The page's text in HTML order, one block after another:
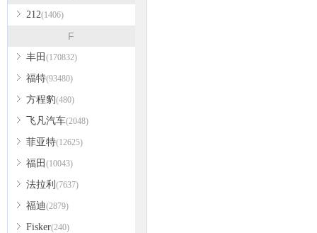
212(1406)
F
丰田 (170832)
福特(93480)
方程豹(480)
飞凡汽车(2048)
菲亚特(12625)
福田 (10043)
法拉利 (7637)
福迪(2879)
Fisker(240)